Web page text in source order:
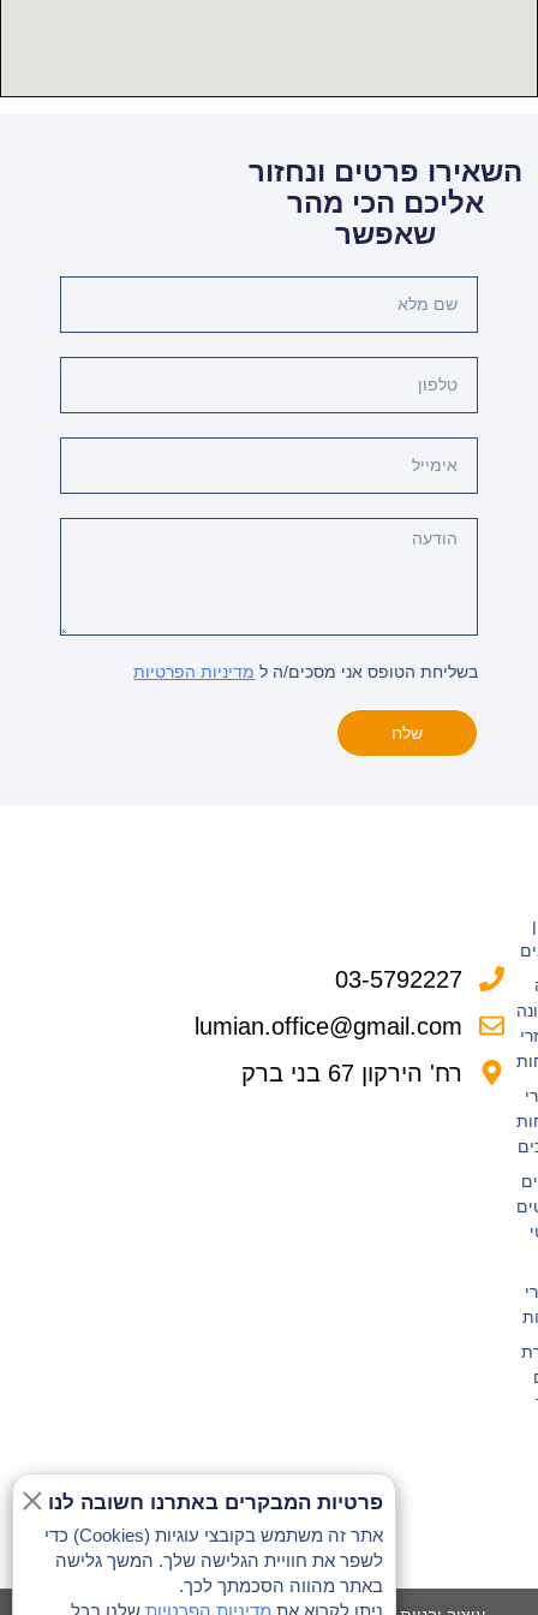
השאירו פרטים ונחזור
אליכם הכי מהר
שאפשר
מלא
בשליחת הטופס אני מסכים/ה ל מדיניות הפרטיות
שלח
03-5792227
lumian.office@gmail.com
רח' הירקון 67 בני ברק
פרטיות המבקרים באתרנו חשובה לנו
אתר זה משתמש בקובצי עוגיות (Cookies) כדי
לשפר את חוויית הגלישה שלך. המשך גלישה
באתר מהווה הסכמתך לכך.
ניתן לקרוא את מדיניות הפרטיות שלנו בכל